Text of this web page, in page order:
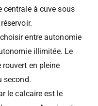
centrale à cuve sous
entre autonomie
illimitée. Le
rouvert en pleine
second.
le calcaire est le